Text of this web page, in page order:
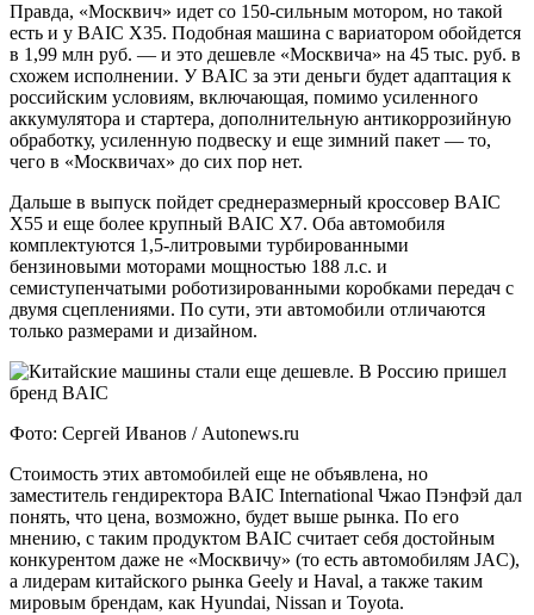
Правда, «Москвич» идет со 150-сильным мотором, но такой
есть и у BAIC X35. Подобная машина с вариатором обойдется
в 1,99 млн руб. — и это дешевле «Москвича» на 45 тыс. руб. в
схожем исполнении. У BAIC за эти деньги будет адаптация к
российским условиям, включающая, помимо усиленного
аккумулятора и стартера, дополнительную антикоррозийную
обработку, усиленную подвеску и еще зимний пакет — то,
чего в «Москвичах» до сих пор нет.
Дальше в выпуск пойдет среднеразмерный кроссовер BAIC
X55 и еще более крупный BAIC X7. Оба автомобиля
комплектуются 1,5-литровыми турбированными
бензиновыми моторами мощностью 188 л.с. и
семиступенчатыми роботизированными коробками передач с
двумя сцеплениями. По сути, эти автомобили отличаются
только размерами и дизайном.
Фото: Сергей Иванов / Autonews.ru
Стоимость этих автомобилей еще не объявлена, но
заместитель гендиректора BAIC International Чжао Пэнфэй дал
понять, что цена, возможно, будет выше рынка. По его
мнению, с таким продуктом BAIC считает себя достойным
конкурентом даже не «Москвичу» (то есть автомобилям JAC),
а лидерам китайского рынка Geely и Haval, а также таким
мировым брендам, как Hyundai, Nissan и Toyota.